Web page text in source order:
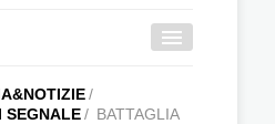
/
SEGNALE/ BATTAGLIA